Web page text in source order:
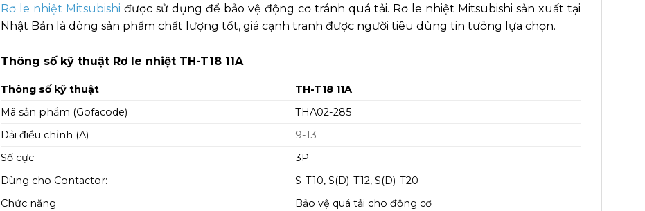
Rơ le nhiệt Mitsubishi được sử dụng để bảo vệ động cơ tránh quá tải. Rơ le nhiệt Mitsubishi sản xuất tại
Nhật Bản là dòng sản phẩm chất lượng tốt, giá cạnh tranh được người tiêu dùng tin tưởng lựa chọn.
Thông số kỹ thuật Rơ le nhiệt TH-T18 11A
Thông số kỹ thuật
TH-T18 11A
Mã sản phẩm (Gofacode)
THA02-285
Dải điều chỉnh (A)
9-13
Số cực
3P
Dùng cho Contactor:
S-T10, S(D)-T12, S(D)-T20
Chức năng
Bảo vệ quá tải cho động cơ